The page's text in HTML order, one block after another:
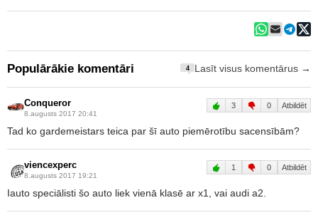
Populārākie komentāri 4 Lasīt visus komentārus →
Conqueror
8.augusts 2017 20:41
3 0 Atbildēt
Tad ko gardemeistars teica par šī auto piemērotību sacensībām?
viencexperc
8.augusts 2017 19:21
1 0 Atbildēt
Iauto speciālisti šo auto liek vienā klasē ar x1, vai audi a2.